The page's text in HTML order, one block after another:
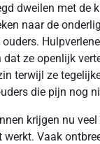
dweilen met de
naar de
ze openlijk
terwijl ze
die pijn nog
krijgen nu
werkt. Vaak